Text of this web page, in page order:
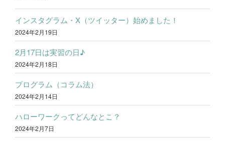
インスタグラム・X（ツイッター）始めました！
2024年2月19日
2月17日は実習の日♪
2024年2月18日
プログラム（コラム法）
2024年2月14日
ハローワークってどんなとこ？
2024年2月7日